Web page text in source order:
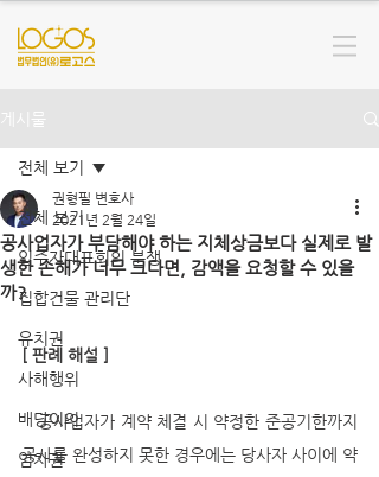
게시물
전체 보기
입주자대표회의 분쟁
집합건물 관리단
유치권
사해행위
배당이의
임차권
전체 보기
공사업자가 부담해야 하는 지체상금보다 실제로 발
생한 손해가 너무 크다면, 감액을 요청할 수 있을
까?
권형필 변호사
2021년 2월 24일
[ 판례 해설 ]
   공사업자가 계약 체결 시 약정한 준공기한까지
공사를 완성하지 못한 경우에는 당사자 사이에 약